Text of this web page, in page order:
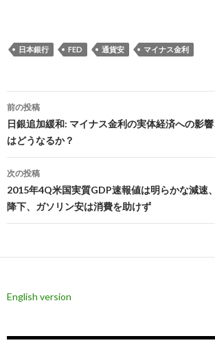
日本銀行 FED 通貨安 マイナス金利
投
稿
ナ
ビ
ゲ
ー
ン
前の投稿
日銀追加緩和: マイナス金利の実体経済への影
はどうなるか？
次の投稿
2015年4Q米国実質GDP速報値は明らかな減速
降下、ガソリン安は消費を助けず
English version